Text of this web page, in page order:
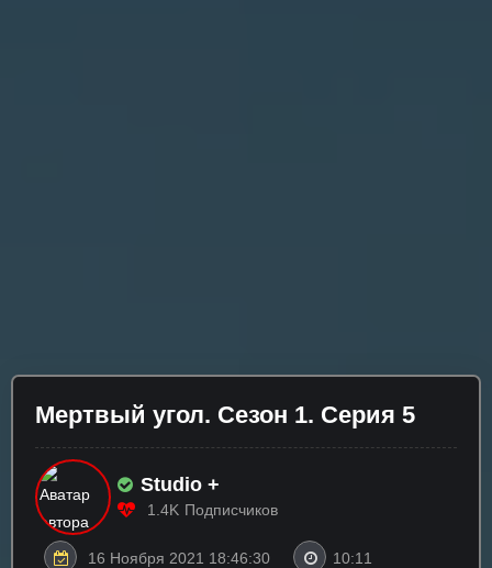
Мертвый угол. Сезон 1. Серия 5
Studio +
1.4K Подписчиков
16 Ноября 2021 18:46:30 10:11